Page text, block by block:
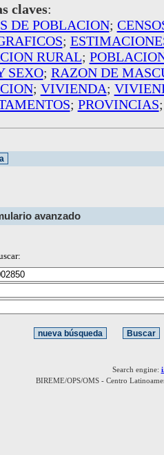
claves:
DE POBLACION;
;
RURAL;
SEXO; RAZON DE
; VIVIENDA;
; PROVINCIAS
avanzado
Search engine:
BIREME/OPS/OMS - Centro